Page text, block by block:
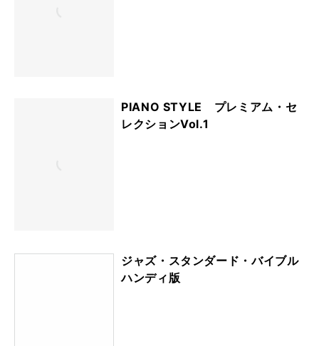
PIANO STYLE プレミアム・セ
レクションVol.1
ジャズ・スタンダード・バイブル
ハンディ版